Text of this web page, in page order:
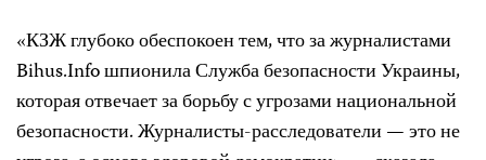
«КЗЖ глубоко обеспокоен тем, что за журналистами
Bihus.Info шпионила Служба безопасности Украины,
которая отвечает за борьбу с угрозами национальной
безопасности. Журналисты-расследователи — это не